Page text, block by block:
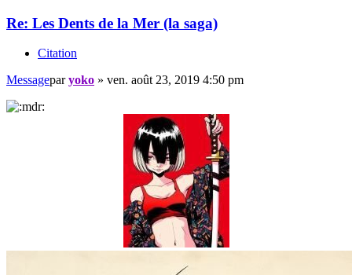
Re: Les Dents de la Mer (la saga)
Citation
Messageparyoko » ven. août 23, 2019 4:50 pm